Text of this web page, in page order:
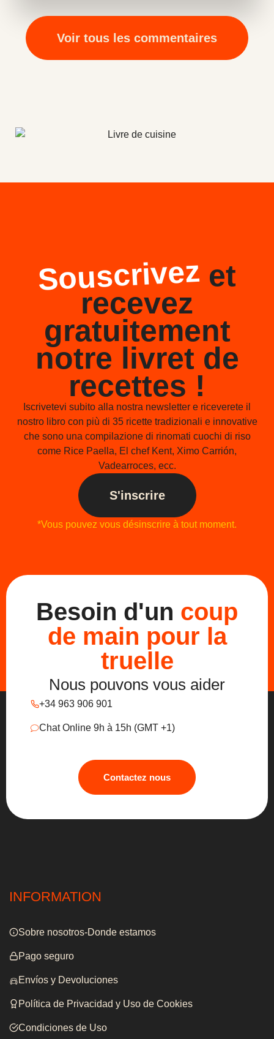
Voir tous les commentaires
Souscrivez et
recevez
gratuitement
notre livret de
recettes !
Iscrivetevi subito alla nostra newsletter e riceverete il
nostro libro con più di 35 ricette tradizionali e innovative
che sono una compilazione di rinomati cuochi di riso
come Rice Paella, El chef Kent, Ximo Carrión,
Vadearroces, ecc.
S'inscrire
*Vous pouvez vous désinscrire à tout moment.
Besoin d'un coup
de main pour la
truelle
Nous pouvons vous aider
+34 963 906 901
Chat Online 9h à 15h (GMT +1)
Contactez nous
INFORMATION
Sobre nosotros-Donde estamos
Pago seguro
Envíos y Devoluciones
Política de Privacidad y Uso de Cookies
Condiciones de Uso